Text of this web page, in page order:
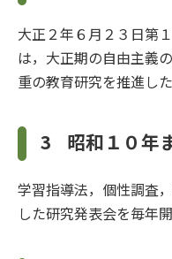
大正２年６月２３日第
は，大正期の自由主義
重の教育研究を推進した
3 昭和１０年
学習指導法，個性調査
した研究発表会を毎年開